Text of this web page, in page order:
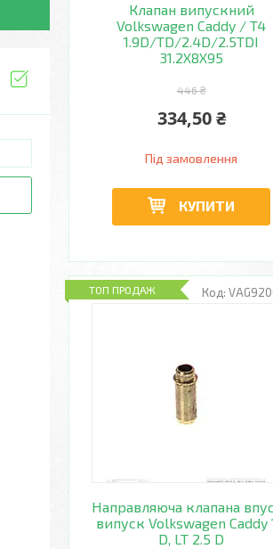
Клапан випускний
Volkswagen Caddy / T4
1.9D/TD/2.4D/2.5TDI
31.2X8X95
446 ₴
334,50 ₴
Під замовлення
КУПИТИ
ТОП ПРОДАЖ
Направляюча клапана
випуск Volkswagen Caddy
D, LT 2.5 D